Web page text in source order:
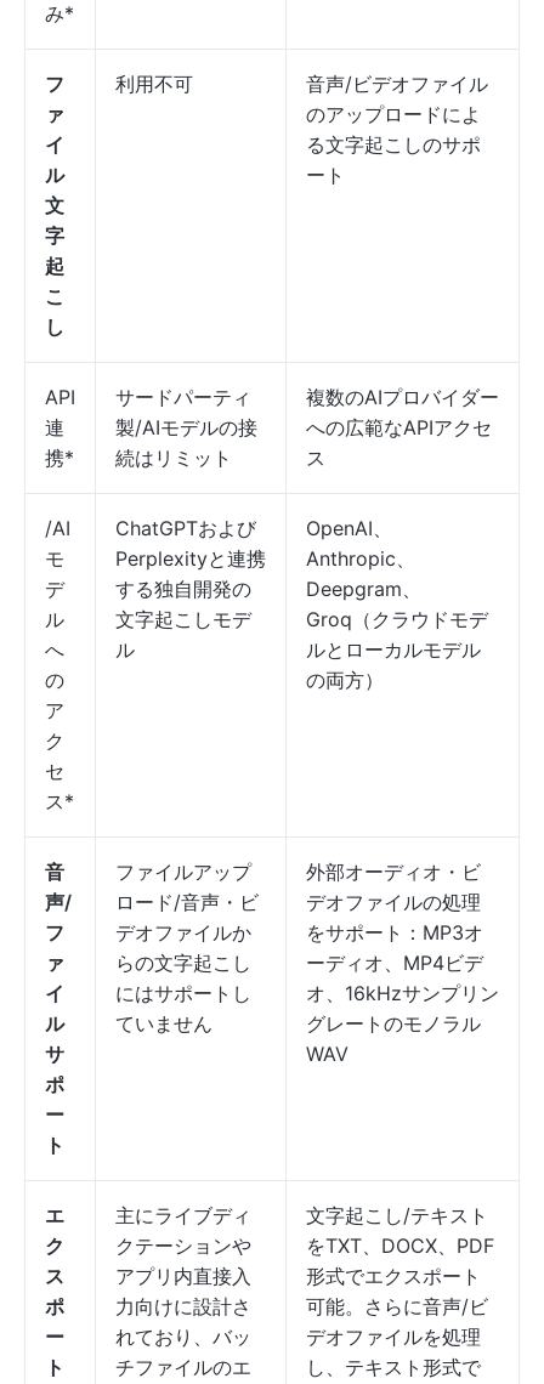
み*
フ
ァ
イ
ル
文
字
起
こ
し
利用不可
音声/ビデオファイル
のアップロードによ
る文字起こしのサポ
ート
API
連
携*
サードパーティ
製/AIモデルの接
続はリミット
複数のAIプロバイダー
への広範なAPIアクセ
ス
/AI
モ
デ
ル
へ
の
ア
ク
セ
ス*
ChatGPTおよび
Perplexityと連携
する独自開発の
文字起こしモデ
ル
OpenAI、
Anthropic、
Deepgram、
Groq（クラウドモデ
ルとローカルモデル
の両方）
音
声/
フ
ァ
イ
ル
サ
ポ
ー
ト
ファイルアップ
ロード/音声・ビ
デオファイルか
らの文字起こし
にはサポートし
ていません
外部オーディオ・ビ
デオファイルの処理
をサポート：MP3オ
ーディオ、MP4ビデ
オ、16kHzサンプリン
グレートのモノラル
WAV
エ
ク
ス
ポ
ー
ト
主にライブディ
クテーションや
アプリ内直接入
力向けに設計さ
れており、バッ
チファイルのエ
文字起こし/テキスト
をTXT、DOCX、PDF
形式でエクスポート
可能。さらに音声/ビ
デオファイルを処理
し、テキスト形式で